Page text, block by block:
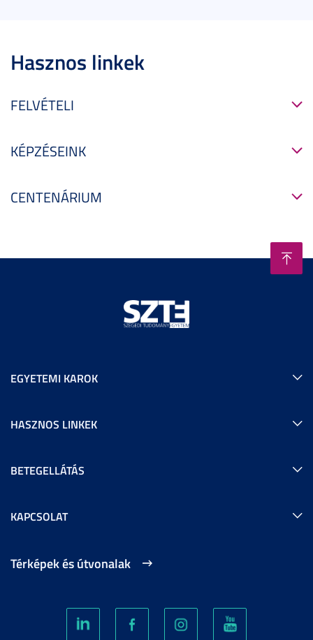
Hasznos linkek
FELVÉTELI
KÉPZÉSEINK
CENTENÁRIUM
EGYETEMI KAROK
HASZNOS LINKEK
BETEGELLÁTÁS
KAPCSOLAT
Térképek és útvonalak